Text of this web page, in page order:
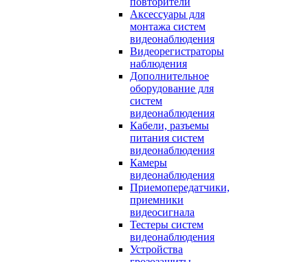
Аксессуары для
монтажа систем
видеонаблюдения
Видеорегистраторы
наблюдения
Дополнительное
оборудование для
систем
видеонаблюдения
Кабели, разъемы
питания систем
видеонаблюдения
Камеры
видеонаблюдения
Приемопередатчики,
приемники
видеосигнала
Тестеры систем
видеонаблюдения
Устройства